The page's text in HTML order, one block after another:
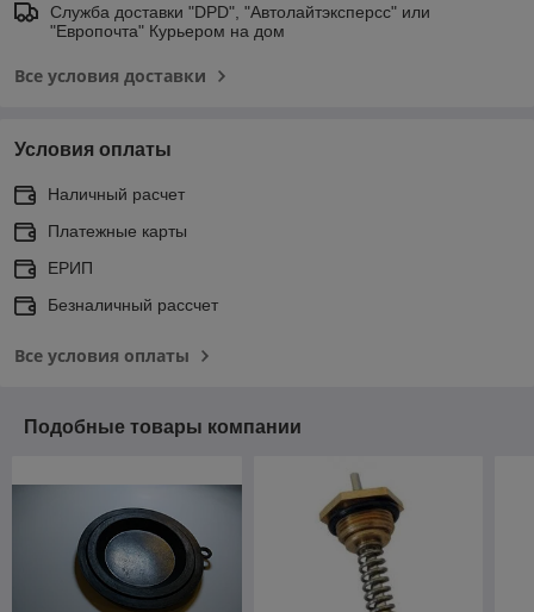
Служба доставки "DPD", "Автолайтэксперсс" или
"Европочта" Курьером на дом
Все условия доставки
Условия оплаты
Наличный расчет
Платежные карты
ЕРИП
Безналичный рассчет
Все условия оплаты
Подобные товары компании